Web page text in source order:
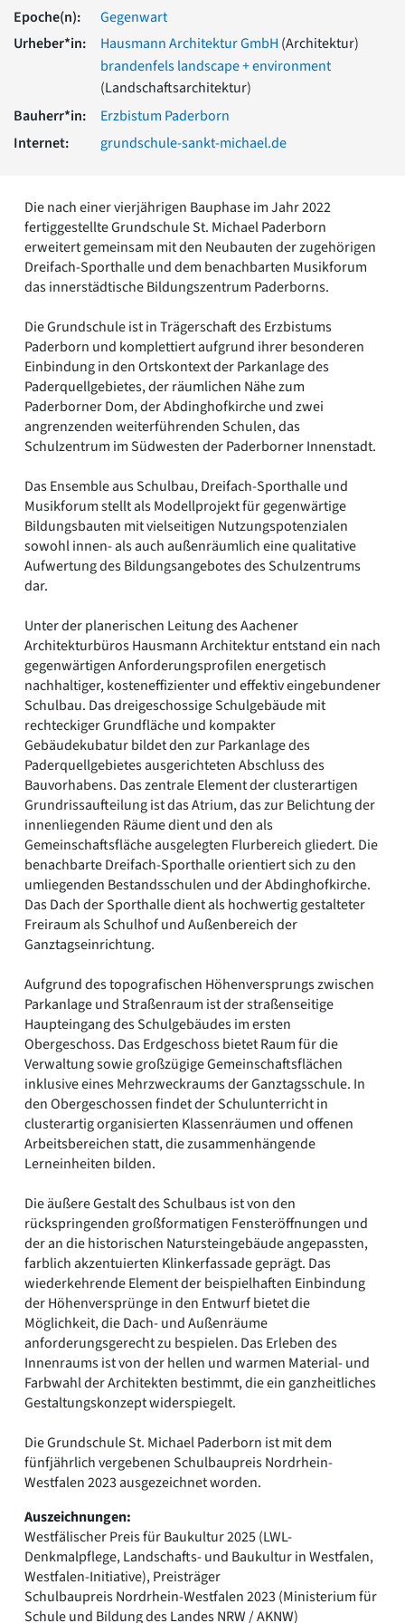
Romanik
Vorromanik
Römische Antike
Über baukunst-nrw
Freunde & Förderer
Datenschutz
Suchbegriff eingeben
Epoche(n):
Gegenwart
Urheber*in:
Hausmann Architektur GmbH (Architektur)
brandenfels landscape + environment
(Landschaftsarchitektur)
Bauherr*in:
Erzbistum Paderborn
Internet:
grundschule-sankt-michael.de
Die nach einer vierjährigen Bauphase im Jahr 2022
fertiggestellte Grundschule St. Michael Paderborn
erweitert gemeinsam mit den Neubauten der zugehörigen
Dreifach-Sporthalle und dem benachbarten Musikforum
das innerstädtische Bildungszentrum Paderborns.
Die Grundschule ist in Trägerschaft des Erzbistums
Paderborn und komplettiert aufgrund ihrer besonderen
Einbindung in den Ortskontext der Parkanlage des
Paderquellgebietes, der räumlichen Nähe zum
Paderborner Dom, der Abdinghofkirche und zwei
angrenzenden weiterführenden Schulen, das
Schulzentrum im Südwesten der Paderborner Innenstadt.
Das Ensemble aus Schulbau, Dreifach-Sporthalle und
Musikforum stellt als Modellprojekt für gegenwärtige
Bildungsbauten mit vielseitigen Nutzungspotenzialen
sowohl innen- als auch außenräumlich eine qualitative
Aufwertung des Bildungsangebotes des Schulzentrums
dar.
Unter der planerischen Leitung des Aachener
Architekturbüros Hausmann Architektur entstand ein nach
gegenwärtigen Anforderungsprofilen energetisch
nachhaltiger, kosteneffizienter und effektiv eingebundener
Schulbau. Das dreigeschossige Schulgebäude mit
rechteckiger Grundfläche und kompakter
Gebäudekubatur bildet den zur Parkanlage des
Paderquellgebietes ausgerichteten Abschluss des
Bauvorhabens. Das zentrale Element der clusterartigen
Grundrissaufteilung ist das Atrium, das zur Belichtung der
innenliegenden Räume dient und den als
Gemeinschaftsfläche ausgelegten Flurbereich gliedert. Die
benachbarte Dreifach-Sporthalle orientiert sich zu den
umliegenden Bestandsschulen und der Abdinghofkirche.
Das Dach der Sporthalle dient als hochwertig gestalteter
Freiraum als Schulhof und Außenbereich der
Ganztagseinrichtung.
Aufgrund des topografischen Höhenversprungs zwischen
Parkanlage und Straßenraum ist der straßenseitige
Haupteingang des Schulgebäudes im ersten
Obergeschoss. Das Erdgeschoss bietet Raum für die
Verwaltung sowie großzügige Gemeinschaftsflächen
inklusive eines Mehrzweckraums der Ganztagsschule. In
den Obergeschossen findet der Schulunterricht in
clusterartig organisierten Klassenräumen und offenen
Arbeitsbereichen statt, die zusammenhängende
Lerneinheiten bilden.
Die äußere Gestalt des Schulbaus ist von den
rückspringenden großformatigen Fensteröffnungen und
der an die historischen Natursteingebäude angepassten,
farblich akzentuierten Klinkerfassade geprägt. Das
wiederkehrende Element der beispielhaften Einbindung
der Höhenversprünge in den Entwurf bietet die
Möglichkeit, die Dach- und Außenräume
anforderungsgerecht zu bespielen. Das Erleben des
Innenraums ist von der hellen und warmen Material- und
Farbwahl der Architekten bestimmt, die ein ganzheitliches
Gestaltungskonzept widerspiegelt.
Die Grundschule St. Michael Paderborn ist mit dem
fünfjährlich vergebenen Schulbaupreis Nordrhein-
Westfalen 2023 ausgezeichnet worden.
Auszeichnungen:
Westfälischer Preis für Baukultur 2025 (LWL-
Denkmalpflege, Landschafts- und Baukultur in Westfalen,
Westfalen-Initiative), Preisträger
Schulbaupreis Nordrhein-Westfalen 2023 (Ministerium für
Schule und Bildung des Landes NRW / AKNW)